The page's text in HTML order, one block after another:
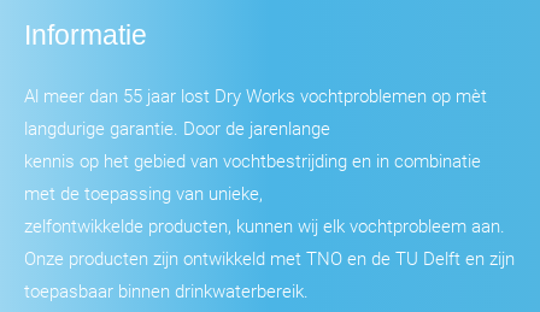
Informatie
Al meer dan 55 jaar lost Dry Works vochtproblemen op mèt
langdurige garantie. Door de jarenlange
kennis op het gebied van vochtbestrijding en in combinatie
met de toepassing van unieke,
zelfontwikkelde producten, kunnen wij elk vochtprobleem aan.
Onze producten zijn ontwikkeld met TNO en de TU Delft en zijn
toepasbaar binnen drinkwaterbereik.